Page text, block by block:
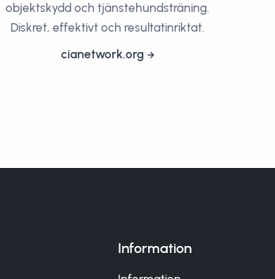
objektskydd och tjänstehundsträning.
Diskret, effektivt och resultatinriktat.
cianetwork.org
Information